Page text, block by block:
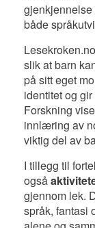
gjenkjennelse
både
slik at barn
på sitt eget
identitet og
Forskning
innlæring av
viktig del av
I tillegg til
også
gjennom lek.
språk, fantasi